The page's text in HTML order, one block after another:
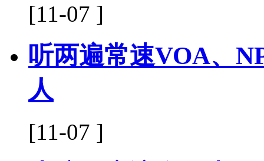
[11-07 ]
听两遍常速VOA、
人
[11-07 ]